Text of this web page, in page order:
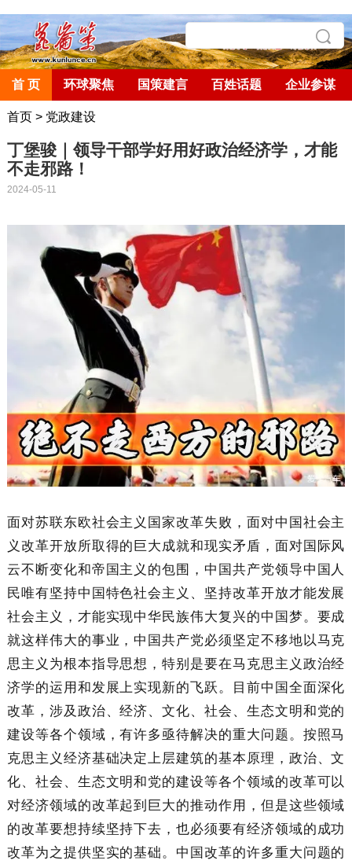
首 页 环球聚焦 国策建言 百姓话题 企业参谋
首页> 党政建设
丁堡骏｜领导干部学好用好政治经济学，才能
不走邪路！
2024-05-11
面对苏联东欧社会主义国家改革失败，面对中国社会主
义改革开放所取得的巨大成就和现实矛盾，面对国际风
云不断变化和帝国主义的包围，中国共产党领导中国人
民唯有坚持中国特色社会主义、坚持改革开放才能发展
社会主义，才能实现中华民族伟大复兴的中国梦。要成
就这样伟大的事业，中国共产党必须坚定不移地以马克
思主义为根本指导思想，特别是要在马克思主义政治经
济学的运用和发展上实现新的飞跃。目前中国全面深化
改革，涉及政治、经济、文化、社会、生态文明和党的
建设等各个领域，有许多亟待解决的重大问题。按照马
克思主义经济基础决定上层建筑的基本原理，政治、文
化、社会、生态文明和党的建设等各个领域的改革可以
对经济领域的改革起到巨大的推动作用，但是这些领域
的改革要想持续坚持下去，也必须要有经济领域的成功
改革为之提供坚实的基础。中国改革的许多重大问题的